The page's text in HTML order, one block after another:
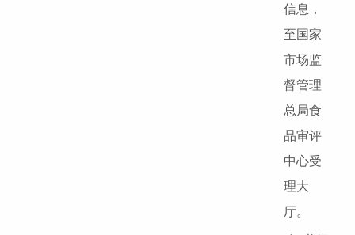
信息，
至国家
市场监
督管理
总局食
品审评
中心受
理大
厅。